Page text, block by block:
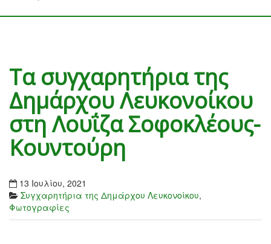
Τα συγχαρητήρια της
Δημάρχου Λευκονοίκου
στη Λουΐζα Σοφοκλέους-
Κουντούρη
13 Ιουλίου, 2021
Συγχαρητήρια της Δημάρχου Λευκονοίκου,
Φωτογραφίες